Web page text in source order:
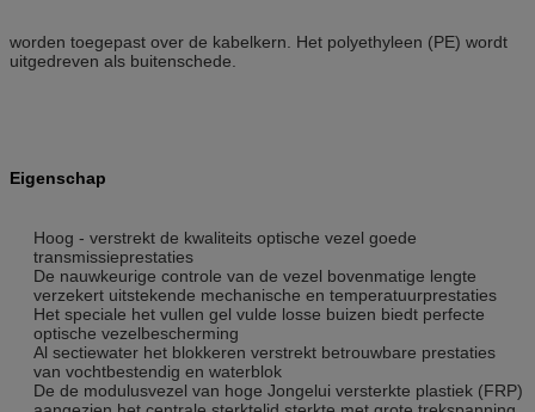
worden toegepast over de kabelkern. Het polyethyleen (PE) wordt
uitgedreven als buitenschede.
Eigenschap
Hoog - verstrekt de kwaliteits optische vezel goede
transmissieprestaties
De nauwkeurige controle van de vezel bovenmatige lengte
verzekert uitstekende mechanische en temperatuurprestaties
Het speciale het vullen gel vulde losse buizen biedt perfecte
optische vezelbescherming
Al sectiewater het blokkeren verstrekt betrouwbare prestaties
van vochtbestendig en waterblok
De de modulusvezel van hoge Jongelui versterkte plastiek (FRP)